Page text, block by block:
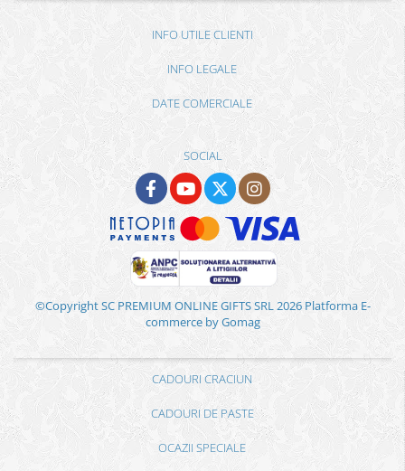
INFO UTILE CLIENTI
INFO LEGALE
DATE COMERCIALE
SOCIAL
©Copyright SC PREMIUM ONLINE GIFTS SRL 2026 Platforma E-
commerce by Gomag
CADOURI CRACIUN
CADOURI DE PASTE
OCAZII SPECIALE